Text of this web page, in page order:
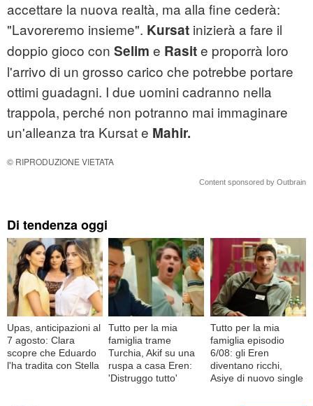
accettare la nuova realtà, ma alla fine cederà:
"Lavoreremo insieme". Kursat inizierà a fare il
doppio gioco con Selim e Rasite proporrà loro
l'arrivo di un grosso carico che potrebbe portare
ottimi guadagni. I due uomini cadranno nella
trappola, perché non potranno mai immaginare
un'alleanza tra Kursat e Mahir.
© RIPRODUZIONE VIETATA
Content sponsored by Outbrain
Di tendenza oggi
Upas, anticipazioni al
7 agosto: Clara
scopre che Eduardo
l'ha tradita con Stella
Tutto per la mia
famiglia trame
Turchia, Akif su una
ruspa a casa Eren:
'Distruggo tutto'
Tutto per la mia
famiglia episodio
6/08: gli Eren
diventano ricchi,
Asiye di nuovo single